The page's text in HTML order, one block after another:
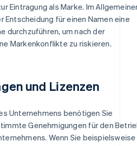
Eintragung als Marke. Im
Entscheidung für einen Namen eine
durchzuführen, um nach der
Markenkonflikte zu riskieren.
und Lizenzen
Unternehmens benötigen Sie
Genehmigungen für den
Wenn Sie beispielsweise